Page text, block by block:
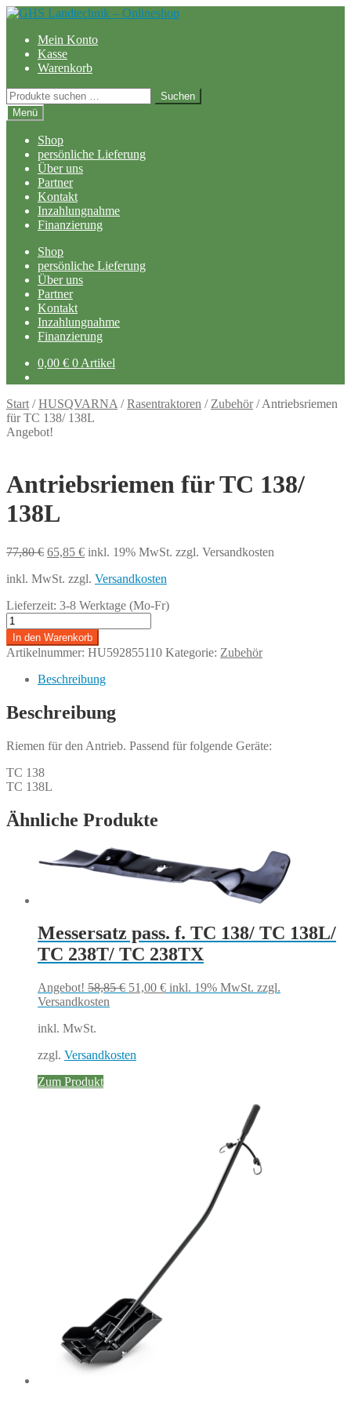
Zur
springen
Zum
springenMein Konto
Kasse
Warenkorb
Suchen
nach:
Suchen
Menü
Shop
persönliche Lieferung
Über uns
Partner
Kontakt
Inzahlungnahme
Finanzierung
Shop
persönliche Lieferung
Über uns
Partner
Kontakt
Inzahlungnahme
Finanzierung
0,00 € 0 Artikel
Start /HUSQVARNA /Rasentraktoren / Zubehör/Antriebsriemen
für TC 138/ 138L
Angebot!
Antriebsriemen für TC 138/
138L
77,80€ Ursprünglicher
war:
65,85 €Aktueller
ist:
inkl. 19% MwSt. zzgl. Versandkosten
inkl. MwSt. zzgl. Versandkosten
Lieferzeit: 3-8 Werktage (Mo-Fr)
Antriebsriemen
für
TC
138/
138L
Menge
In den Warenkorb
Artikelnummer: HU592855110 Kategorie: Zubehör
Beschreibung
Beschreibung
Riemen für den Antrieb. Passend für folgende Geräte:
TC 138
TC 138L
Ähnliche Produkte
Messersatz pass. f. TC 138/ TC 138L/
TC 238T/ TC 238TX
Angebot! 58,85€ Ursprünglicher
51,00 €Aktueller
inkl. 19% MwSt. zzgl.
Versandkosten
inkl. MwSt.
zzgl. Versandkosten
Zum Produkt